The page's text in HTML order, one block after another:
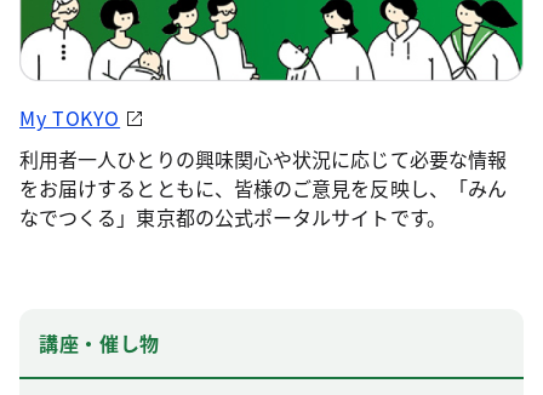
My TOKYO
利用者一人ひとりの興味関心や状況に応じて必要な情報
をお届けするとともに、皆様のご意見を反映し、「みん
なでつくる」東京都の公式ポータルサイトです。
講座・催し物